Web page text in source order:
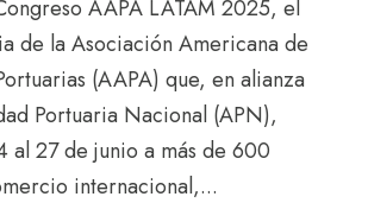
AAPA LATAM 2025, el
de la Asociación Americana de
(AAPA) que, en alianza
Portuaria Nacional (APN),
al 27 de junio a más de 600
internacional,...